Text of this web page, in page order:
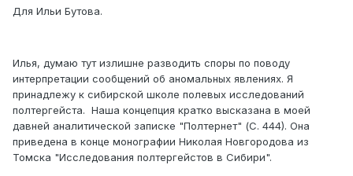
Для Ильи Бутова.
Илья, думаю тут излишне разводить споры по поводу
интерпретации сообщений об аномальных явлениях. Я
принадлежу к сибирской школе полевых исследований
полтергейста. Наша концепция кратко высказана в моей
давней аналитической записке "Полтернет" (С. 444). Она
приведена в конце монографии Николая Новгородова из
Томска "Исследования полтергейстов в Сибири".